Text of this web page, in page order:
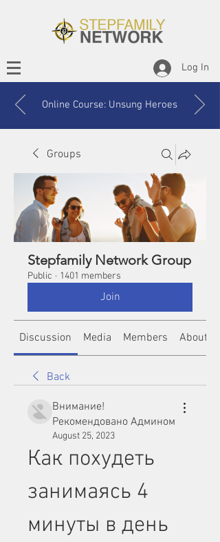
Log In
Online Course: Unsung Heroes
Groups
Stepfamily Network Group
Public · 1401 members
Join
Discussion Media Members About
Back
Внимание!
Рекомендовано Админом
August 25, 2023
Как похудеть
занимаясь 4
минуты в день